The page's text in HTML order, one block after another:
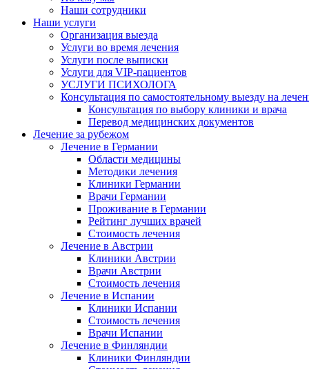
Наши сотрудники
Наши услуги
Организация выезда
Услуги во время лечения
Услуги после выписки
Услуги для VIP-пациентов
УСЛУГИ ПСИХОЛОГА
Консультация по самостоятельному выезду на
Консультация по выбору клиники и врача
Перевод медицинских документов
Лечение за рубежом
Лечение в Германии
Области медицины
Методики лечения
Клиники Германии
Врачи Германии
Проживание в Германии
Рейтинг лучших врачей
Стоимость лечения
Лечение в Австрии
Клиники Австрии
Врачи Австрии
Стоимость лечения
Лечение в Испании
Клиники Испании
Стоимость лечения
Врачи Испании
Лечение в Финляндии
Клиники Финляндии